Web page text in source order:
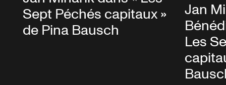
Sept Péchés capitaux »
de Pina Bausch
Jan
Les